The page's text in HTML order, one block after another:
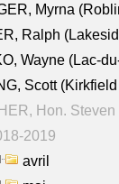
Myrna
Ralph
Wayne (Lac-
Scott
Hon.
2019
avril